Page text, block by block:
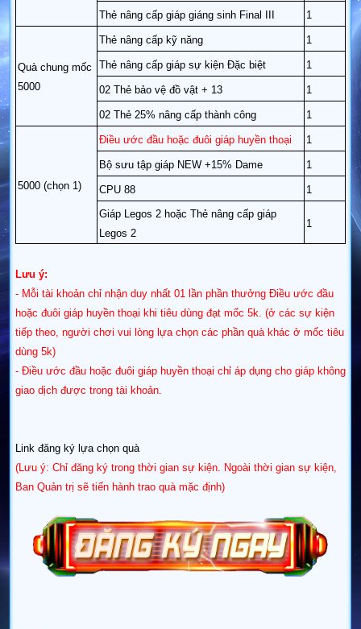
Thẻ nâng cấp giáp giáng sinh Final III 1
Quà chung mốc
5000
Thẻ nâng cấp kỹ năng 1
Thẻ nâng cấp giáp sự kiện Đặc biệt 1
02 Thẻ bảo vệ đồ vật + 13 1
02 Thẻ 25% nâng cấp thành công 1
5000 (chọn 1)
Điều ước đầu hoặc đuôi giáp huyền thoại 1
Bộ sưu tập giáp NEW +15% Dame 1
CPU 88
1
Giáp Legos 2 hoặc Thẻ nâng cấp giáp
Legos 2
1
Lưu ý:
- Mỗi tài khoản chỉ nhận duy nhất 01 lần phần thưởng Điều ước đầu
hoặc đuôi giáp huyền thoại khi tiêu dùng đạt mốc 5k. (ở các sự kiện
tiếp theo, người chơi vui lòng lựa chọn các phần quà khác ở mốc tiêu
dùng 5k)
- Điều ước đầu hoặc đuôi giáp huyền thoại chỉ áp dụng cho giáp không
giao dịch được trong tài khoản.
Link đăng ký lựa chọn quà
(Lưu ý: Chỉ đăng ký trong thời gian sự kiện. Ngoài thời gian sự kiện,
Ban Quản trị sẽ tiến hành trao quà mặc định)